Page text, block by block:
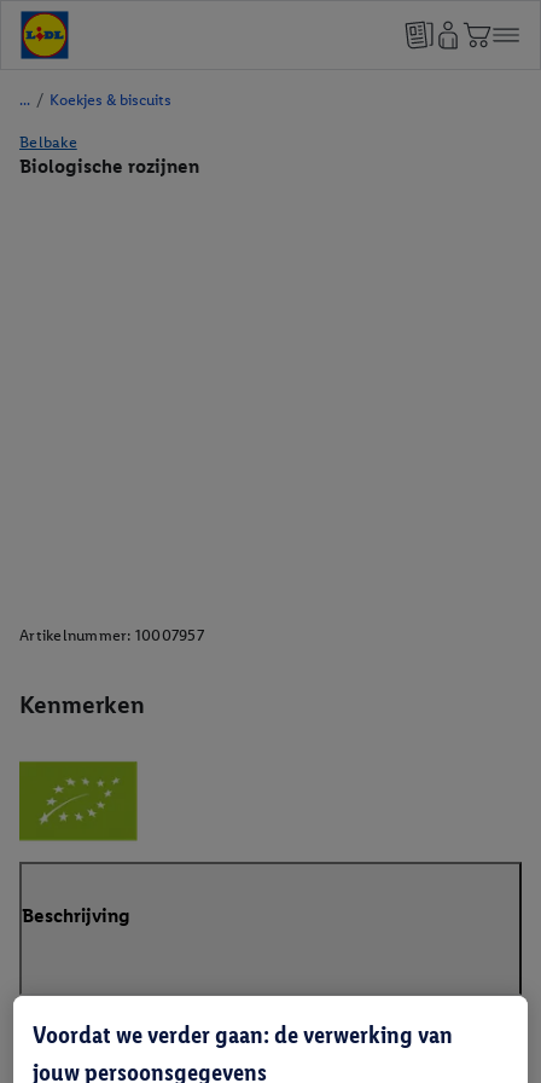
/ Koekjes & biscuits
Belbake
Biologische rozijnen
Kenmerken
Artikelnummer: 10007957
Beschrijving
Voordat we verder gaan: de verwerking van
jouw persoonsgegevens